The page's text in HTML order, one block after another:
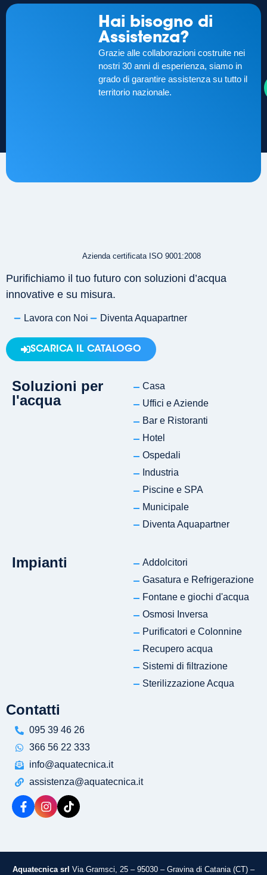
Hai bisogno di
Assistenza?
Grazie alle collaborazioni costruite nei
nostri 30 anni di esperienza, siamo in
grado di garantire assistenza su tutto il
territorio nazionale.
Azienda certificata ISO 9001:2008
Purifichiamo il tuo futuro con soluzioni d’acqua
innovative e su misura.
Lavora con Noi Diventa Aquapartner
SCARICA IL CATALOGO
Soluzioni per
l'acqua
Casa
Uffici e Aziende
Bar e Ristoranti
Hotel
Ospedali
Industria
Piscine e SPA
Municipale
Diventa Aquapartner
Impianti
Addolcitori
Gasatura e Refrigerazione
Fontane e giochi d'acqua
Osmosi Inversa
Purificatori e Colonnine
Recupero acqua
Sistemi di filtrazione
Sterilizzazione Acqua
Contatti
095 39 46 26
366 56 22 333
info@aquatecnica.it
assistenza@aquatecnica.it
Aquatecnica srl Via Gramsci, 25 – 95030 – Gravina di Catania (CT) –